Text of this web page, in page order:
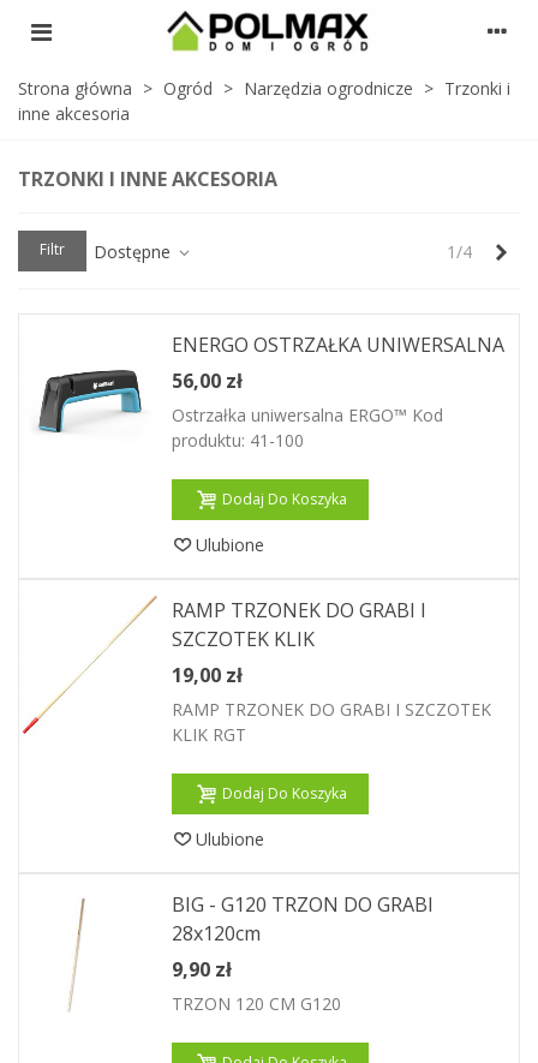
Strona główna > Ogród > Narzędzia ogrodnicze > Trzonki i
inne akcesoria
TRZONKI I INNE AKCESORIA
Filtr Dostępne 1/4
ENERGO OSTRZAŁKA UNIWERSALNA
56,00 zł
Ostrzałka uniwersalna ERGO™ Kod
produktu: 41-100
Dodaj Do Koszyka
Ulubione
RAMP TRZONEK DO GRABI I
SZCZOTEK KLIK
19,00 zł
RAMP TRZONEK DO GRABI I SZCZOTEK
KLIK RGT
Dodaj Do Koszyka
Ulubione
BIG - G120 TRZON DO GRABI
28x120cm
9,90 zł
TRZON 120 CM G120